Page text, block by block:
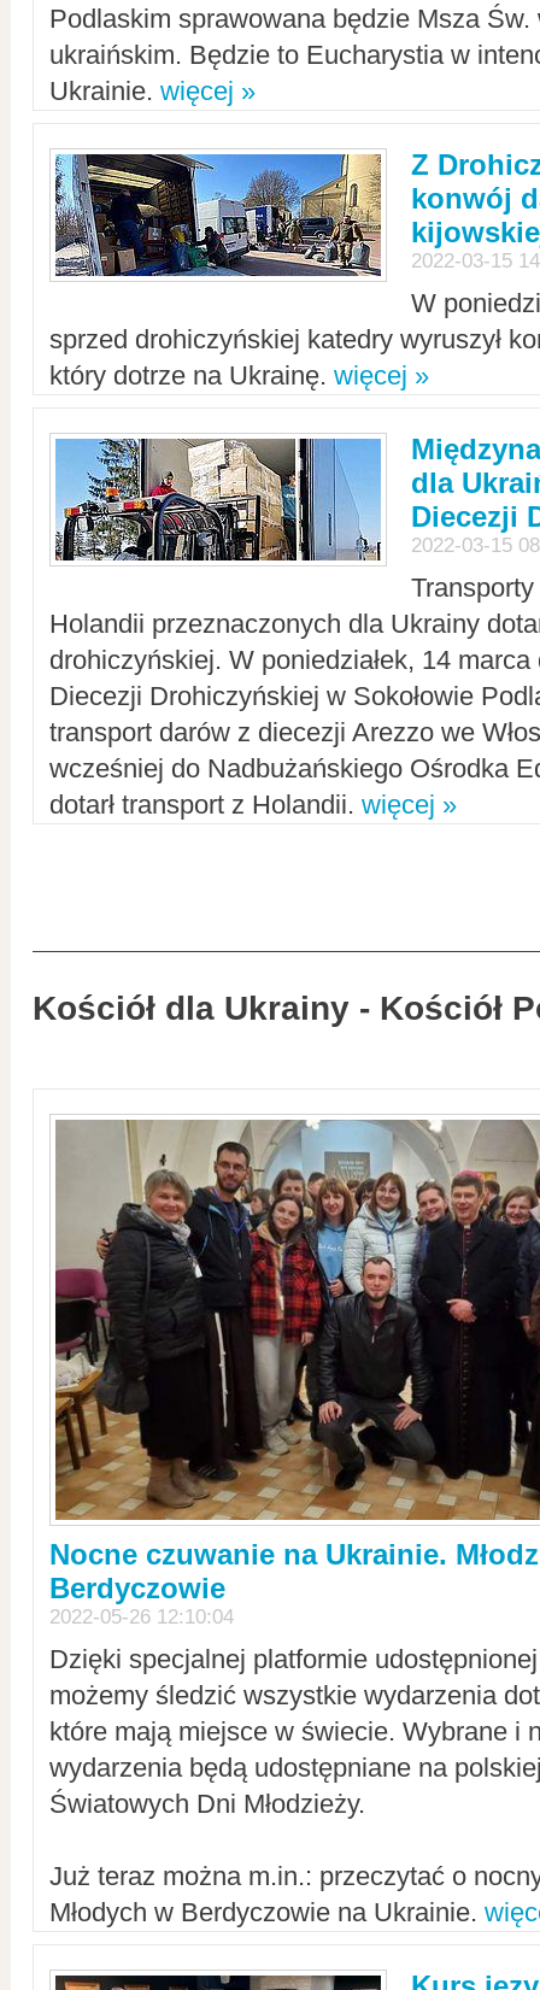
Podlaskim sprawowana będzie Msza Św.
ukraińskim. Będzie to Eucharystia w
Ukrainie. więcej »
Z
konwój
2022-03-15
W
sprzed drohiczyńskiej katedry wyruszył
który dotrze na Ukrainę. więcej »
dla
Diecezji
2022-03-15
Holandii przeznaczonych dla Ukrainy
drohiczyńskiej. W poniedziałek, 14
Diecezji Drohiczyńskiej w Sokołowie
transport darów z diecezji Arezzo we
wcześniej do Nadbużańskiego Ośrodka
dotarł transport z Holandii. więcej »
Kościół dla Ukrainy - Kościół
Nocne czuwanie na Ukrainie.
Berdyczowie
2022-05-26 12:10:04
Dzięki specjalnej platformie
możemy śledzić wszystkie wydarzenia
które mają miejsce w świecie. Wybrane i
wydarzenia będą udostępniane na
Światowych Dni Młodzieży.
Już teraz można m.in.: przeczytać o
Młodych w Berdyczowie na Ukrainie.